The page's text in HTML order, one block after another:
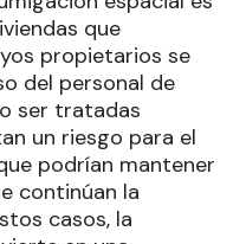
que
propietarios se
del personal de
ser tratadas
un riesgo para el
podrían mantener
continúan la
casos, la